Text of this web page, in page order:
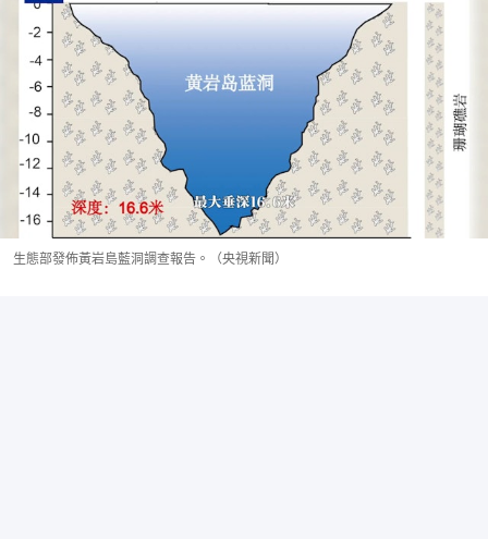
生態部發佈黃岩島藍洞調查報告。（央視新聞）